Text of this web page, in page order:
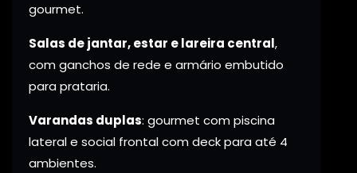
gourmet.
Salas de jantar, estar e lareira central,
com ganchos de rede e armário embutido
para prataria.
Varandas duplas: gourmet com piscina
lateral e social frontal com deck para até 4
ambientes.